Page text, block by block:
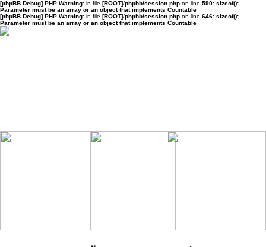
[phpBB Debug] PHP Warning: in file [ROOT]/phpbb/session.php on line 590: sizeof():
Parameter must be an array or an object that implements Countable
[phpBB Debug] PHP Warning: in file [ROOT]/phpbb/session.php on line 646: sizeof():
Parameter must be an array or an object that implements Countable